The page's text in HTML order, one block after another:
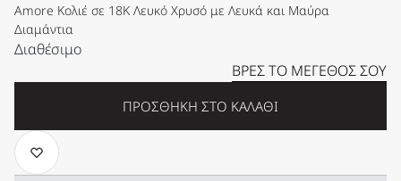
Amore Κολιέ σε 18Κ Λευκό Χρυσό με Λευκά και Μαύρα
Διαμάντια
Διαθέσιμο
ΒΡΕΣ ΤΟ ΜΈΓΕΘΟΣ ΣΟΥ
ΠΡΟΣΘΉΚΗ ΣΤΟ ΚΑΛΆΘΙ